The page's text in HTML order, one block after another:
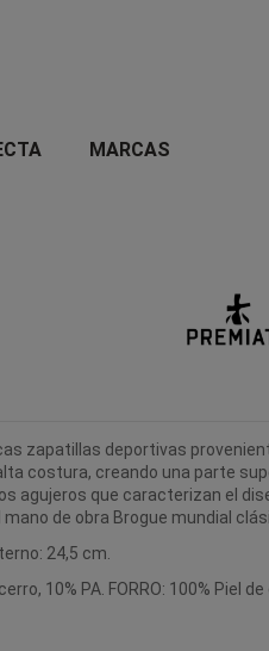
MARCAS
zapatillas deportivas
costura, creando una parte
agujeros que caracterizan el
de obra Brogue mundial
24,5 cm.
10% PA. FORRO: 100% Piel de